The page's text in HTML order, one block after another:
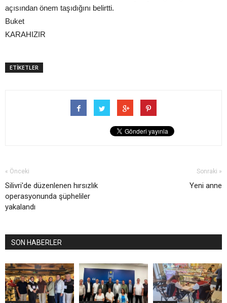
açısından önem taşıdığını belirtti.
Buket
KARAHIZIR
ETİKETLER
« Önceki
Silivri'de düzenlenen hırsızlık
operasyonunda şüpheliler
yakalandı
Sonraki »
Yeni anne
SON HABERLER